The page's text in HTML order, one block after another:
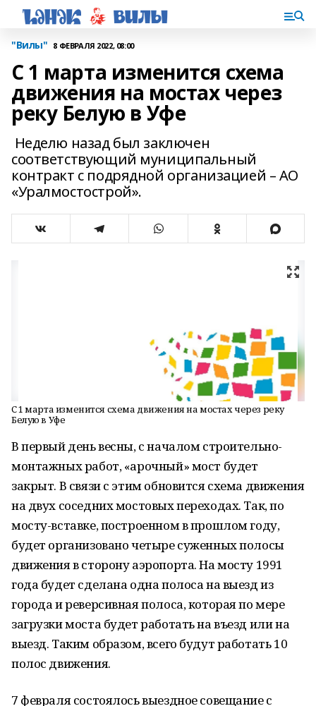
"Вилы" 8 ФЕВРАЛЯ 2022, 08:00
С 1 марта изменится схема
движения на мостах через
реку Белую в Уфе
Неделю назад был заключен
соответствующий муниципальный
контракт с подрядной организацией – АО
«Уралмостострой».
С 1 марта изменится схема движения на мостах через реку
Белую в Уфе
В первый день весны, с началом строительно-
монтажных работ, «арочный» мост будет
закрыт. В связи с этим обновится схема движения
на двух соседних мостовых переходах. Так, по
мосту-вставке, построенном в прошлом году,
будет организовано четыре суженных полосы
движения в сторону аэропорта. На мосту 1991
года будет сделана одна полоса на выезд из
города и реверсивная полоса, которая по мере
загрузки моста будет работать на въезд или на
выезд. Таким образом, всего будут работать 10
полос движения.
7 февраля состоялось выездное совещание с